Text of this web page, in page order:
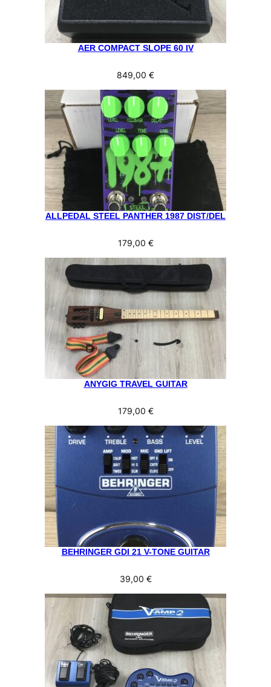
AER COMPACT SLOPE 60 IV
849,00 €
ALLPEDAL STEEL PANTHER 1987 DIST/DEL
179,00 €
ANYGIG TRAVEL GUITAR
179,00 €
BEHRINGER GDI 21 V-TONE GUITAR
39,00 €